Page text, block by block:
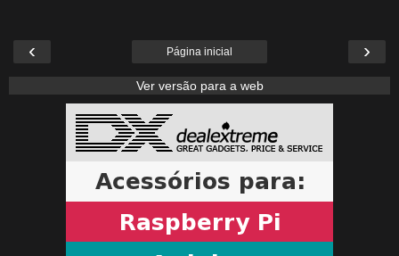
‹ ›
Página inicial
Ver versão para a web